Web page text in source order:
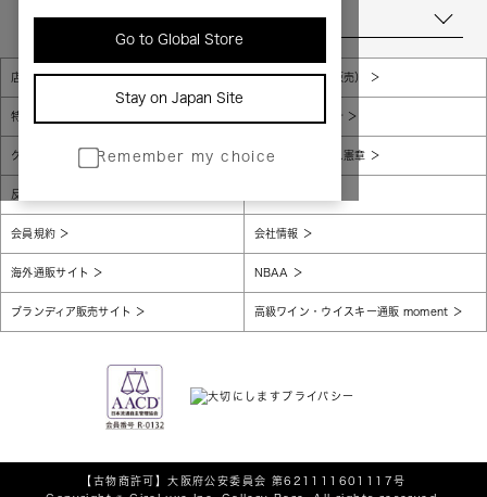
Go to Global Store
Stay on Japan Site
Remember my choice
当店について
店舗一覧 販売規約（店頭販売）
特定商取引法に基づく表示 個人情報保護方針
グローバルプライバシーポリシー コンプライアンス憲章
反社会的勢力に対する基本方針
会員規約 会社情報
海外通販サイト NBAA
ブランディア販売サイト 高級ワイン・ウイスキー通販 moment
【古物商許可】大阪府公安委員会 第621111601117号